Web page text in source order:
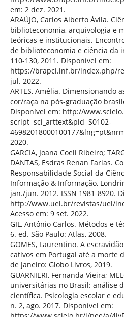
em: 2 dez. 2021.
ARAÚJO, Carlos Alberto Ávila.
biblioteconomia, arquivologia e
teóricas e institucionais.
de biblioteconomia e ciência da
110-130, 2011. Disponível em:
https://brapci.inf.br/index.php/
jul. 2022.
ARTES, Amélia. Dimensionando
cor/raça na pós-graduação
Disponível em: http://
script=sci_arttext&pid=S0102-
2020.
GARCIA, Joana Coeli Ribeiro;
DANTAS, Esdras Renan Farias.
Responsabilidade Social da
Informação & Informação,
jan./jun. 2012. ISSN 1981-8920.
http://www.uel.br/revistas/uel/
Acesso em: 9 set. 2022.
GIL, Antônio Carlos. Métodos e
6. ed. São Paulo: Atlas, 2008.
GOMES, Laurentino. A
cativos em Portugal até a morte
de Janeiro: Globo Livros, 2019.
GUARNIERI, Fernanda Vieira;
universitárias no Brasil: análise
científica. Psicologia escolar e
n. 2, ago. 2017. Disponível em: